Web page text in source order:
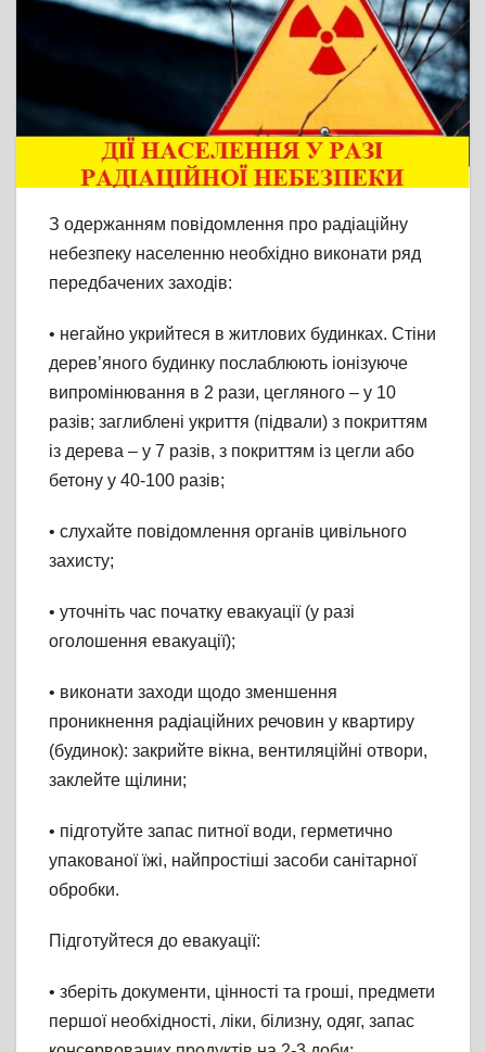
З одержанням повідомлення про радіаційну
небезпеку населенню необхідно виконати ряд
передбачених заходів:
• негайно укрийтеся в житлових будинках. Стіни
дерев’яного будинку послаблюють іонізуюче
випромінювання в 2 рази, цегляного – у 10
разів; заглиблені укриття (підвали) з покриттям
із дерева – у 7 разів, з покриттям із цегли або
бетону у 40-100 разів;
• слухайте повідомлення органів цивільного
захисту;
• уточніть час початку евакуації (у разі
оголошення евакуації);
• виконати заходи щодо зменшення
проникнення радіаційних речовин у квартиру
(будинок): закрийте вікна, вентиляційні отвори,
заклейте щілини;
• підготуйте запас питної води, герметично
упакованої їжі, найпростіші засоби санітарної
обробки.
Підготуйтеся до евакуації:
• зберіть документи, цінності та гроші, предмети
першої необхідності, ліки, білизну, одяг, запас